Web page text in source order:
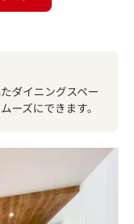
ダイニングスペー
ーズにできます。